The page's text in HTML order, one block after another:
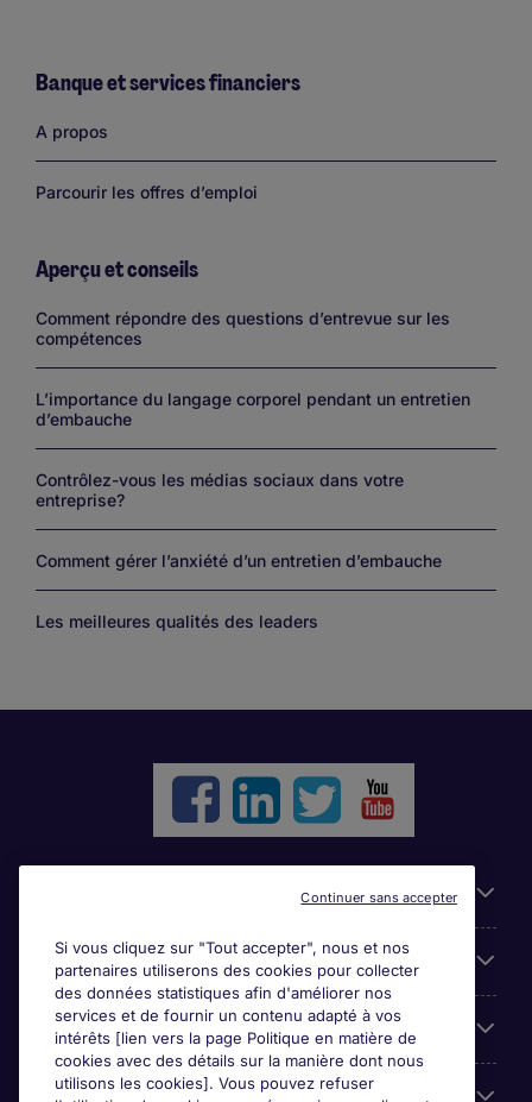
Banque et services financiers
A propos
Parcourir les offres d’emploi
Aperçu et conseils
Comment répondre des questions d’entrevue sur les
compétences
L’importance du langage corporel pendant un entretien
d’embauche
Contrôlez-vous les médias sociaux dans votre
entreprise?
Comment gérer l’anxiété d’un entretien d’embauche
Les meilleures qualités des leaders
Parcourir nos offres
Cookie settings
Espace Entreprises
Si vous cliquez sur "Tout accepter", nous et nos
partenaires utiliserons des cookies pour collecter
des données statistiques afin d'améliorer nos
services et de fournir un contenu adapté à vos
intérêts [lien vers la page Politique en matière de
cookies avec des détails sur la manière dont nous
utilisons les cookies]. Vous pouvez refuser
Continuer sans accepter